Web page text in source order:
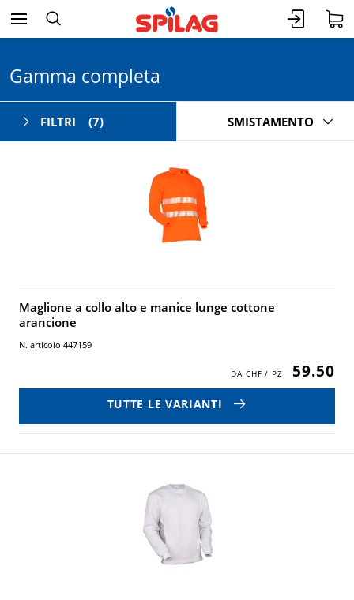
Gamma completa
FILTRI (7) SMISTAMENTO
Maglione a collo alto e manice lunge cottone
arancione
N. articolo 447159
59.50
TUTTE LE VARIANTI